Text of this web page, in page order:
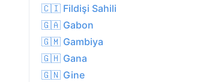
🇨🇮 Fildişi Sahili
🇬🇦 Gabon
🇬🇲 Gambiya
🇬🇭 Gana
🇬🇳 Gine